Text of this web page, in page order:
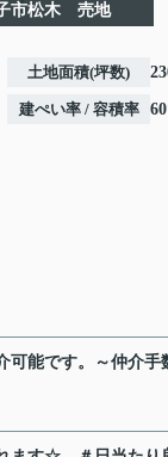
市松木 売地
土地面積(坪数)
建ぺい率 / 容積率
可能です。～仲介